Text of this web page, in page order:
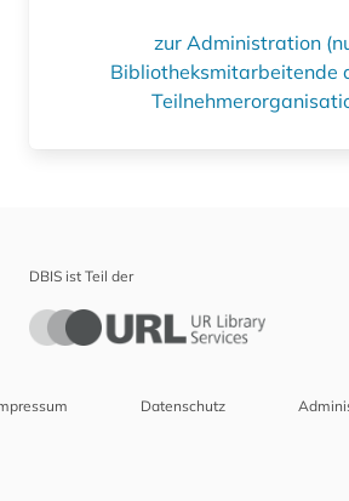
zur Administration
Bibliotheksmitarbeitende
DBIS ist Teil der
Datenschutz